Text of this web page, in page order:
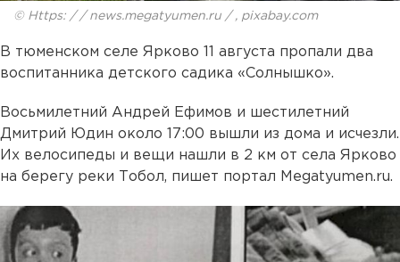
© Https: / / news.megatyumen.ru / , pixabay.com
В тюменском селе Ярково 11 августа пропали два
воспитанника детского садика «Солнышко».
Восьмилетний Андрей Ефимов и шестилетний
Дмитрий Юдин около 17:00 вышли из дома и исчезли.
Их велосипеды и вещи нашли в 2 км от села Ярково
на берегу реки Тобол, пишет портал Megatyumen.ru.